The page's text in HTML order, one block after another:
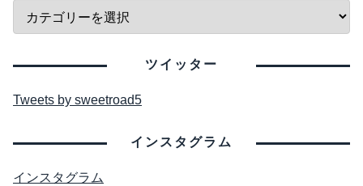
ツイッター
Tweets by sweetroad5
インスタグラム
インスタグラム